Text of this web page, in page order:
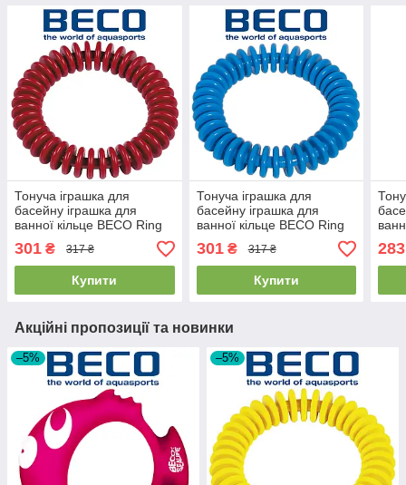
Тонуча іграшка для
басейну іграшка для
ванної кільце BECO Ring
301 ₴ 317 ₴
Купити
Тонуча іграшка для
басейну іграшка для
ванної кільце BECO Ring
301₴ 317 ₴
Купити
283
Акційні пропозиції та новинки
–5% –5%